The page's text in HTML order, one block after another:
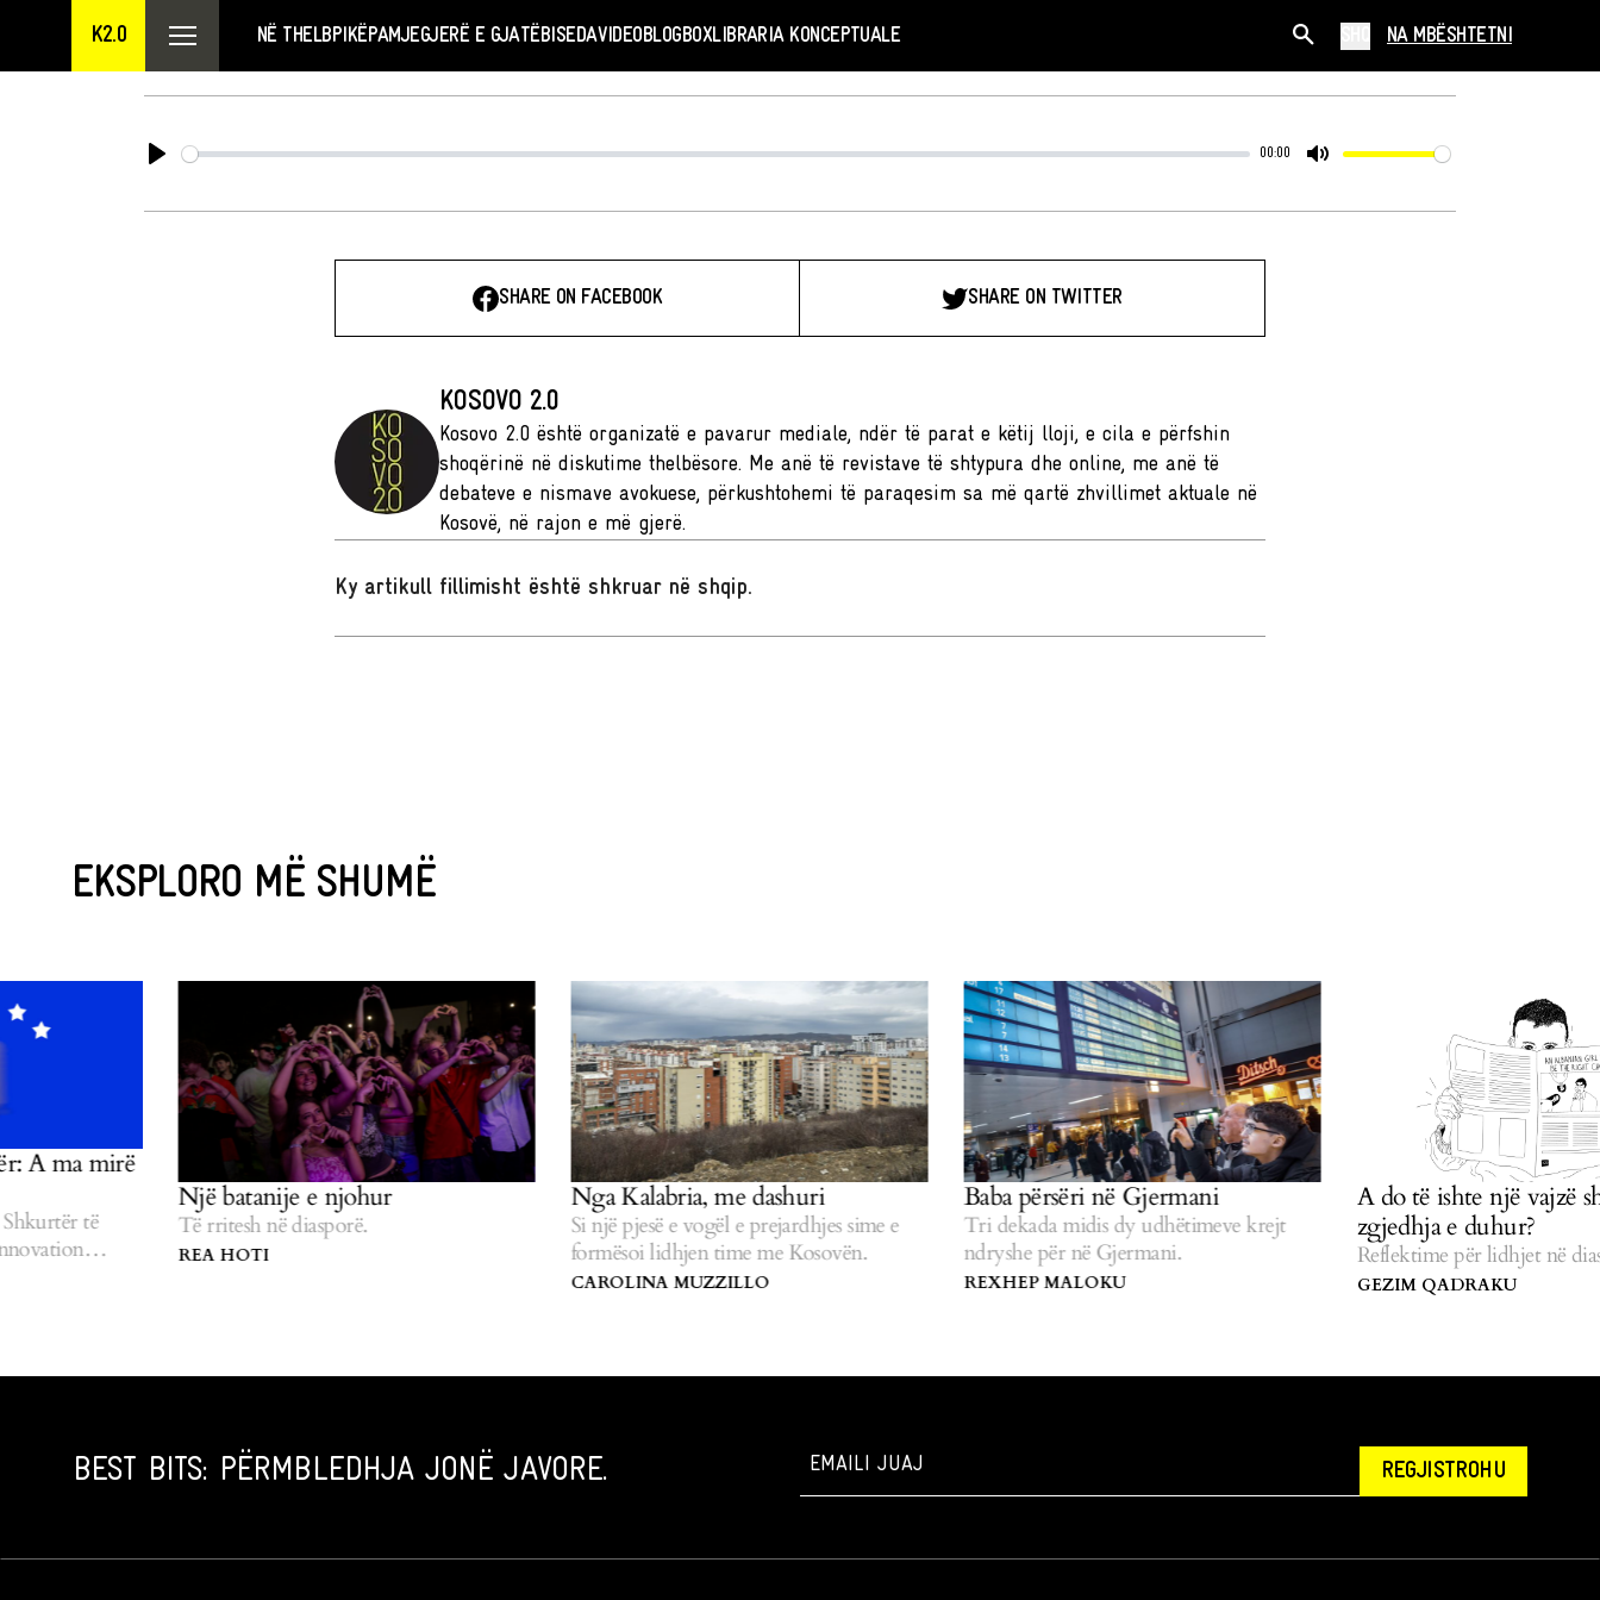
K2.0 NË THELBPIKËPAMJEGJERË E GJATËBISEDAVIDEOBLOGBOXLIBRARIA KONCEPTUALE NA MBËSHTETNI
00:00
SHARE ON FACEBOOK SHARE ON TWITTER
KOSOVO 2.0
Kosovo 2.0 është organizatë e pavarur mediale, ndër të parat e këtij lloji, e cila e përfshin
shoqërinë në diskutime thelbësore. Me anë të revistave të shtypura dhe online, me anë të
debateve e nismave avokuese, përkushtohemi të paraqesim sa më qartë zhvillimet aktuale në
Kosovë, në rajon e më gjerë.
Ky artikull fillimisht është shkruar në shqip.
EKSPLORO MË SHUMË
ma mirë
të
Një batanije e njohur
Të rritesh në diasporë.
REA HOTI
Nga Kalabria, me dashuri
Si një pjesë e vogël e prejardhjes sime e
formësoi lidhjen time me Kosovën.
CAROLINA MUZZILLO
Baba përsëri në Gjermani
Tri dekada midis dy udhëtimeve krejt
ndryshe për në Gjermani.
REXHEP MALOKU
A do të ishte një vajzë
zgjedhja e duhur?
Reflektime për lidhjet në
GEZIM QADRAKU
BEST BITS: PËRMBLEDHJA JONË JAVORE. REGJISTROHU